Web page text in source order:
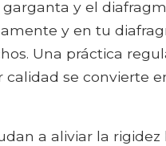
y el
y en tu
Una práctica
se convierte
a aliviar la